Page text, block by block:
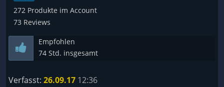
gewöhnungsbedürftig, allerdings für Spieler der
alten Teile kein Problem. Dennoch würde ich ohne
Der Grund ist ganz einfach! Das Spiel hat den
Humor wie man es schon vom Franchise gewohnt
interaktionen Zwischen SAO und AW Charakteren.
272 Produkte im Account
73 Reviews
Empfohlen
74 Std. insgesamt
Verfasst: 26.09.17 12:36